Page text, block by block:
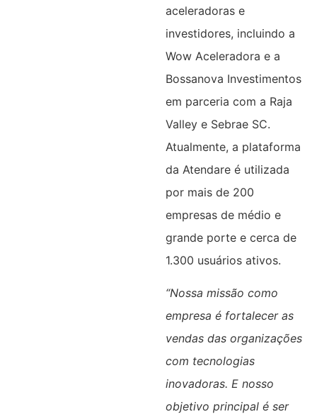
aceleradoras e
investidores, incluindo a
Wow Aceleradora e a
Bossanova Investimentos
em parceria com a Raja
Valley e Sebrae SC.
Atualmente, a plataforma
da Atendare é utilizada
por mais de 200
empresas de médio e
grande porte e cerca de
1.300 usuários ativos.
“Nossa missão como
empresa é fortalecer as
vendas das organizações
com tecnologias
inovadoras. E nosso
objetivo principal é ser